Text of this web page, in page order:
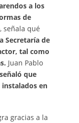
a los
de
señala qué
Secretaría de
tal como
Juan Pablo
señaló que
en
gracias a la